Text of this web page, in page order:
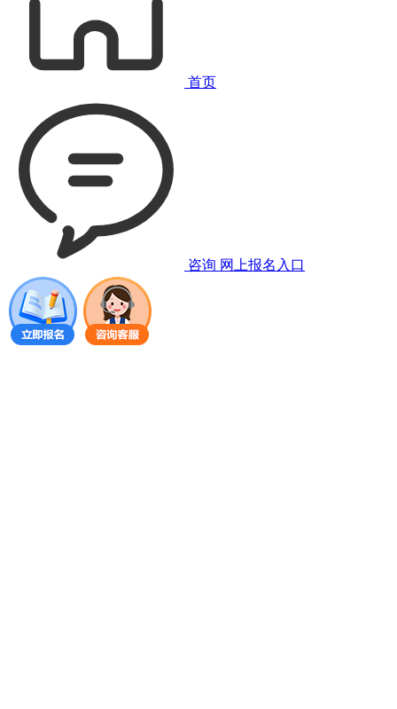
首页
咨询 网上报名入口